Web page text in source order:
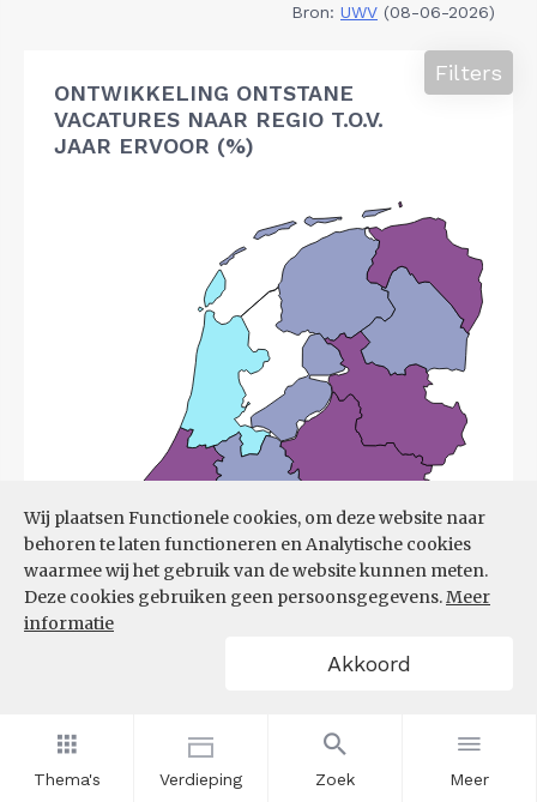
Thema's Verdieping Zoek Meer
Wij plaatsen Functionele cookies, om deze website naar
behoren te laten functioneren en Analytische cookies
waarmee wij het gebruik van de website kunnen meten.
Deze cookies gebruiken geen persoonsgegevens.Meer
informatie
Akkoord
Bron: UWV (08-06-2026)
ONTWIKKELING ONTSTANE
VACATURES NAAR REGIO T.O.V.
JAAR ERVOOR (%)
Filters
Bron:UWV (08-06-2026)